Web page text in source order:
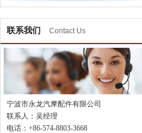
联系我们 Contact Us
宁波市永龙汽摩配件有限公司
联系人：吴经理
电话：+86-574-8803-3668